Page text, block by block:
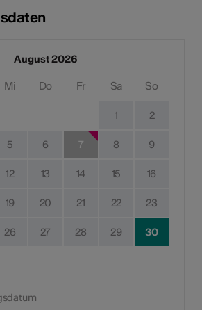
August 2026
Mi Do Fr Sa So
1 2
5 6 7 8 9
12 13 14 15 16
19 20 21 22 23
26 27 28 29 30